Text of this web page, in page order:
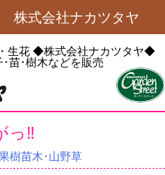
株式会社ナカツタヤ
生花◆株式会社ナカツタヤ◆
苗･樹木などを販売
っ‼︎
樹苗木･山野草